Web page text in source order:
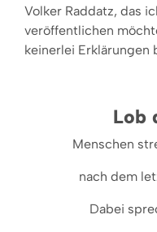
Volker Raddatz, das
veröffentlichen
keinerlei Erklärungen
Lob
Menschen
nach dem
Dabei